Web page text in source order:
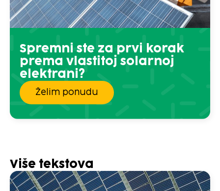
Spremni ste za prvi korak
prema vlastitoj solarnoj
elektrani?
Želim ponudu
Više tekstova